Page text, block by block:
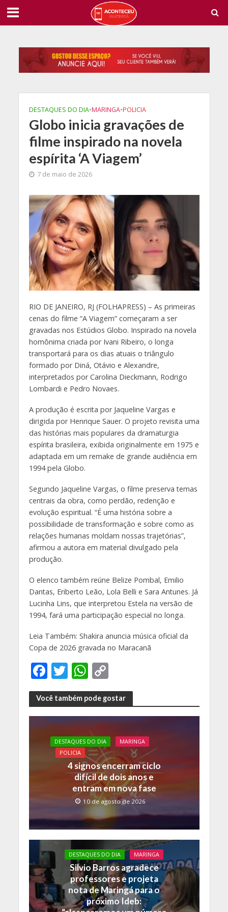
DESTAQUES DO DIA•MARINGA•POLICIA
Globo inicia gravações de
filme inspirado na novela
espírita ‘A Viagem’
7 de maio de 2026
RIO DE JANEIRO, RJ (FOLHAPRESS) – As primeiras
cenas do filme “A Viagem” começaram a ser
gravadas nos Estúdios Globo. Inspirado na novela
homônima criada por Ivani Ribeiro, o longa
transportará para os dias atuais o triângulo
formado por Diná, Otávio e Alexandre,
interpretados por Carolina Dieckmann, Rodrigo
Lombardi e Pedro Novaes.
A produção é escrita por Jaqueline Vargas e
dirigida por Henrique Sauer. O projeto revisita uma
das histórias mais populares da dramaturgia
espírita brasileira, exibida originalmente em 1975 e
adaptada em um remake de grande audiência em
1994 pela Globo.
Segundo Jaqueline Vargas, o filme preserva temas
centrais da obra, como perdão, redenção e
evolução espiritual. “É uma história sobre a
possibilidade de transformação e sobre como as
relações humanas moldam nossas trajetórias”,
afirmou a autora em material divulgado pela
produção.
O elenco também reúne Belize Pombal, Emilio
Dantas, Eriberto Leão, Lola Belli e Sara Antunes. Já
Lucinha Lins, que interpretou Estela na versão de
1994, fará uma participação especial no longa.
Leia Também: Shakira anuncia música oficial da
Copa de 2026 gravada no Maracanã
F
ac
e
b
o
o
k
T
w
itt
er
W
h
at
s
A
p
p
C
o
p
y
Li
n
k
Você também pode gostar
DESTAQUES DO DIA
MARINGA
POLICIA
4 signos encerram ciclo
difícil de dois anos e
entram em nova fase
10 de agosto de 2026
DESTAQUES DO DIA MARINGA
Silvio Barros agradece
professores e projeta
nota de Maringá para o
próximo Ideb: